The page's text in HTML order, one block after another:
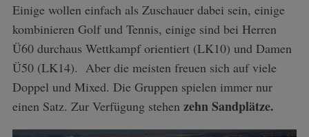
Einige wollen einfach als Zuschauer dabei sein, einige
kombinieren Golf und Tennis, einige sind bei Herren
Ü60 durchaus Wettkampf orientiert (LK10) und Damen
Ü50 (LK14). Aber die meisten freuen sich auf viele
Doppel und Mixed. Die Gruppen spielen immer nur
einen Satz. Zur Verfügung stehen zehn Sandplätze.